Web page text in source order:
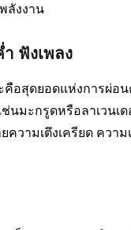
ลังงาน
ฟังเพลง
สุดยอดแห่งการผ่อน
มะกรูดหรือลาเวนเ
วามเตึงเครียด ความ